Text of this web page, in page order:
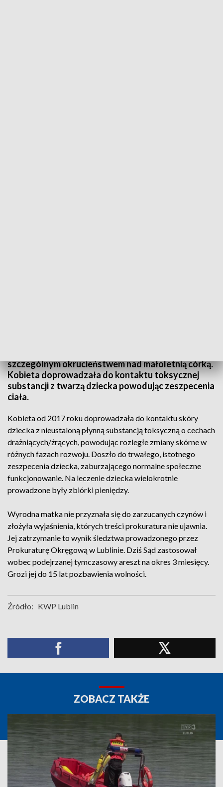
szczególnym okrucieństwem nad małoletnią córką.
Kobieta doprowadzała do kontaktu toksycznej
substancji z twarzą dziecka powodując zeszpecenia
ciała.
Kobieta od 2017 roku doprowadzała do kontaktu skóry
dziecka z nieustaloną płynną substancją toksyczną o cechach
drażniących/żrących, powodując rozległe zmiany skórne w
różnych fazach rozwoju. Doszło do trwałego, istotnego
zeszpecenia dziecka, zaburzającego normalne społeczne
funkcjonowanie. Na leczenie dziecka wielokrotnie
prowadzone były zbiórki pieniędzy.
Wyrodna matka nie przyznała się do zarzucanych czynów i
złożyła wyjaśnienia, których treści prokuratura nie ujawnia.
Jej zatrzymanie to wynik śledztwa prowadzonego przez
Prokuraturę Okręgową w Lublinie. Dziś Sąd zastosował
wobec podejrzanej tymczasowy areszt na okres 3 miesięcy.
Grozi jej do 15 lat pozbawienia wolności.
Źródło: KWP Lublin
ZOBACZ TAKŻE